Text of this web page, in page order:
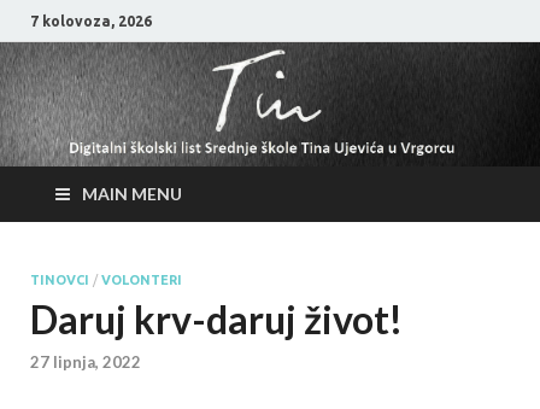
7 kolovoza, 2026
MAIN MENU
TINOVCI / VOLONTERI
Daruj krv-daruj život!
27 lipnja, 2022